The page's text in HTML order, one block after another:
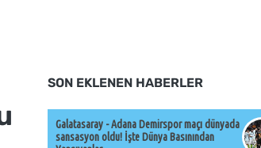
SON EKLENEN HABERLER
Galatasaray - Adana Demirspor maçı dünyada
sansasyon oldu! İşte Dünya Basınından